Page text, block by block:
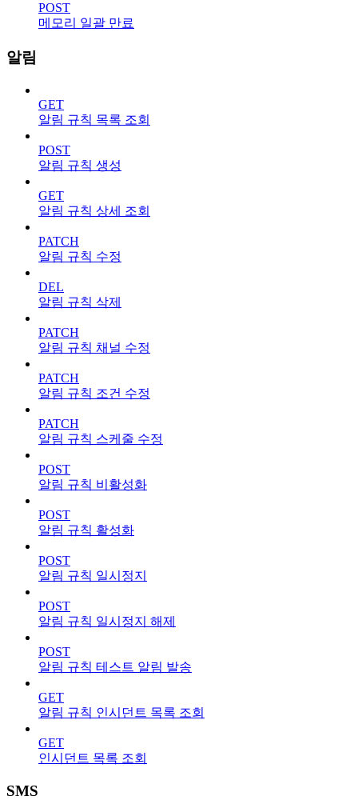
POST
메모리 일괄 만료
알림
GET
알림 규칙 목록 조회
POST
알림 규칙 생성
GET
알림 규칙 상세 조회
PATCH
알림 규칙 수정
DEL
알림 규칙 삭제
PATCH
알림 규칙 채널 수정
PATCH
알림 규칙 조건 수정
PATCH
알림 규칙 스케줄 수정
POST
알림 규칙 비활성화
POST
알림 규칙 활성화
POST
알림 규칙 일시정지
POST
알림 규칙 일시정지 해제
POST
알림 규칙 테스트 알림 발송
GET
알림 규칙 인시던트 목록 조회
GET
인시던트 목록 조회
SMS